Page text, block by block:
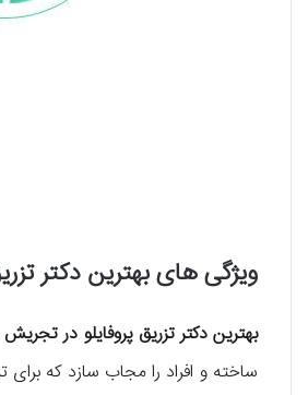
ویژگی های بهترین دکتر
بهترین دکتر تزریق پروفایلو در تجریش
ساخته و افراد را مجاب سازد که